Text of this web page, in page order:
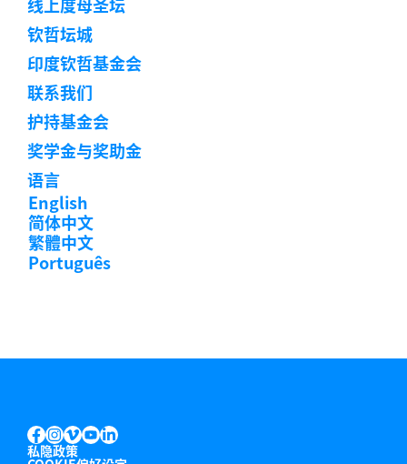
阅
钦哲坛城
印度钦哲基金会
联系我们
护持基金会
奖学金与奖助金
语言
English
简体中文
繁體中文
Português
FACEBOOK
INSTAGRAM
VIMEO
YOUTUBE
LINKEDIN
私隐政策